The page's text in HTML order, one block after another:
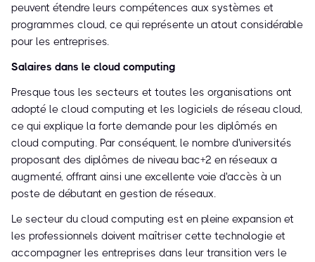
peuvent étendre leurs compétences aux systèmes et
programmes cloud, ce qui représente un atout considérable
pour les entreprises.
Salaires dans le cloud computing
Presque tous les secteurs et toutes les organisations ont
adopté le cloud computing et les logiciels de réseau cloud,
ce qui explique la forte demande pour les diplômés en
cloud computing. Par conséquent, le nombre d'universités
proposant des diplômes de niveau bac+2 en réseaux a
augmenté, offrant ainsi une excellente voie d'accès à un
poste de débutant en gestion de réseaux.
Le secteur du cloud computing est en pleine expansion et
les professionnels doivent maîtriser cette technologie et
accompagner les entreprises dans leur transition vers le